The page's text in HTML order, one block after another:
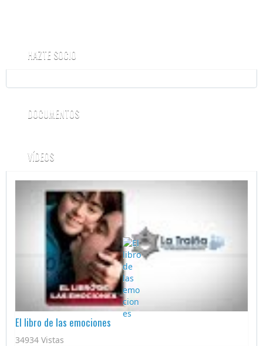
HAZTE SOCIO
DOCUMENTOS
VÍDEOS
El libro de las emociones
34934 Vistas